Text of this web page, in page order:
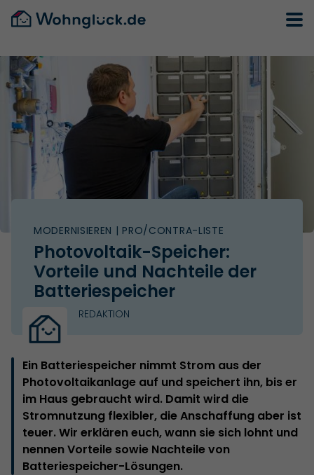
MODERNISIEREN | PRO/CONTRA-LISTE
Photovoltaik-Speicher:
Vorteile und Nachteile der
Batteriespeicher
REDAKTION
Ein Batteriespeicher nimmt Strom aus der
Photovoltaikanlage auf und speichert ihn, bis er
im Haus gebraucht wird. Damit wird die
Stromnutzung flexibler, die Anschaffung aber ist
teuer. Wir erklären euch, wann sie sich lohnt und
nennen Vorteile sowie Nachteile von
Batteriespeicher-Lösungen.